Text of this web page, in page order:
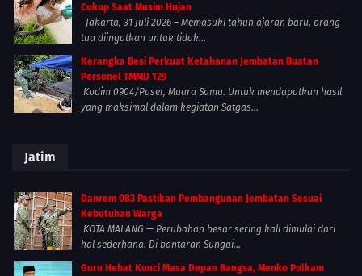
Cukup Saat Musim Hujan
Jakarta, 31 Juli 2026 – Memasuki tahun ajaran baru, orang
tua diingatkan untuk tidak...
Kerangka Besi Perkuat Ketahanan Jembatan Buatan
Personel TMMD 129
Kodim 0904/Paser, Muara Samu. Untuk mendapatkan hasil
yang maksimal dalam kegiatan Satgas...
Jatim
Danrem 083 Pastikan Pembangunan Jembatan Sesuai
Kebutuhan Warga
KOTA MALANG — Perubahan besar sering kali dimulai dari
hal sederhana. Di bantaran Sungai...
Guru Hebat Kunci Masa Depan Bangsa, Menko Polkam